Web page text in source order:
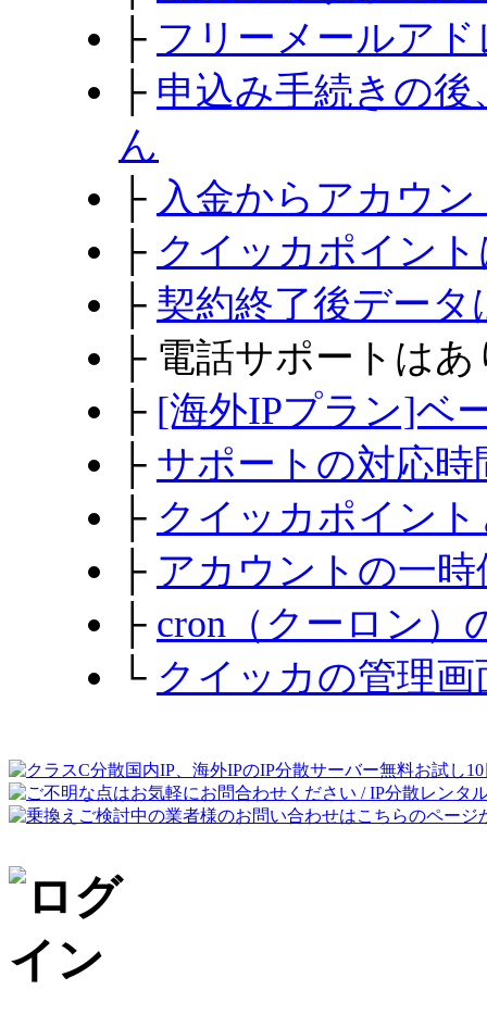
├ フリーメールア
├ 申込み手続きの
ん
├ 入金からアカウ
├ クイッカポイン
├ 契約終了後デー
├ 電話サポートは
├ [海外IPプラン]ベ
├ サポートの対応時
├ クイッカポイン
├ アカウントの一
├ cron（クーロン）
└ クイッカの管理